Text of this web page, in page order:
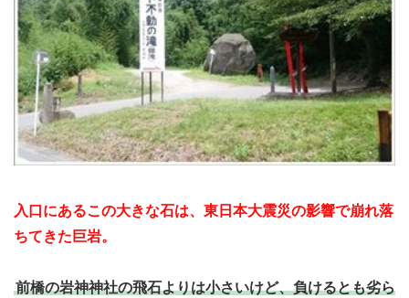
入口にあるこの大きな石は、東日本大震災の影響で崩れ落
ちてきた巨岩。
前橋の岩神神社の飛石よりは小さいけど、負けるとも劣ら